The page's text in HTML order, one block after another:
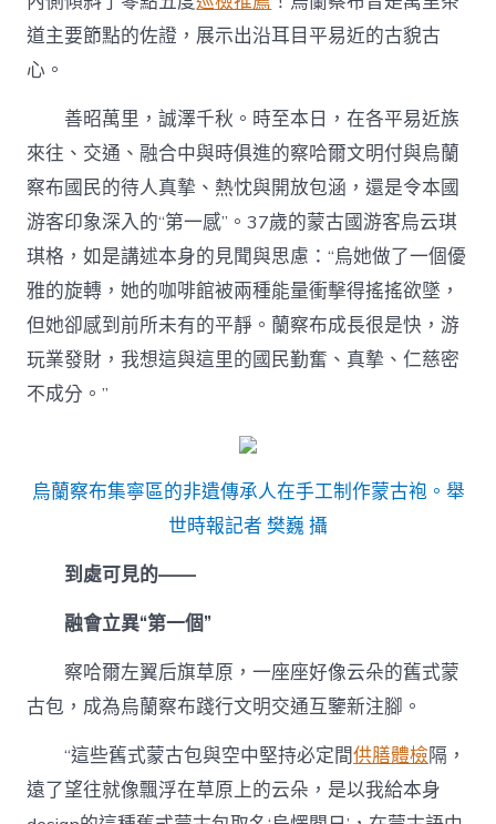
道主要節點的佐證，展示出沿耳目平易近的古貌古
心。
善昭萬里，誠澤千秋。時至本日，在各平易近族
來往、交通、融合中與時俱進的察哈爾文明付與烏蘭
察布國民的待人真摯、熱忱與開放包涵，還是令本國
游客印象深入的“第一感”。37歲的蒙古國游客烏云琪
琪格，如是講述本身的見聞與思慮：“烏她做了一個優
雅的旋轉，她的咖啡館被兩種能量衝擊得搖搖欲墜，
但她卻感到前所未有的平靜。蘭察布成長很是快，游
玩業發財，我想這與這里的國民勤奮、真摯、仁慈密
不成分。”
烏蘭察布集寧區的非遺傳承人在手工制作蒙古袍。舉
世時報記者 樊巍 攝
到處可見的——
融會立異“第一個”
察哈爾左翼后旗草原，一座座好像云朵的舊式蒙
古包，成為烏蘭察布踐行文明交通互鑒新注腳。
“這些舊式蒙古包與空中堅持必定間供膳體檢隔，
遠了望往就像飄浮在草原上的云朵，是以我給本身